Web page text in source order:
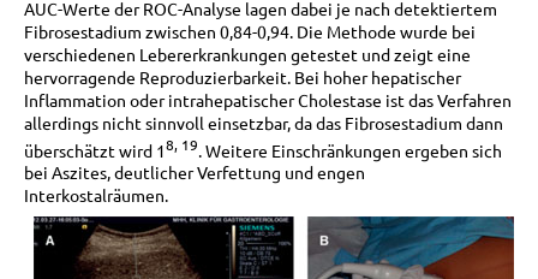
AUC-Werte der ROC-Analyse lagen dabei je nach detektiertem
Fibrosestadium zwischen 0,84-0,94. Die Methode wurde bei
verschiedenen Lebererkrankungen getestet und zeigt eine
hervorragende Reproduzierbarkeit. Bei hoher hepatischer
Inflammation oder intrahepatischer Cholestase ist das Verfahren
allerdings nicht sinnvoll einsetzbar, da das Fibrosestadium dann
überschätzt wird 18, 19 . Weitere Einschränkungen ergeben sich
bei Aszites, deutlicher Verfettung und engen
Interkostalräumen.